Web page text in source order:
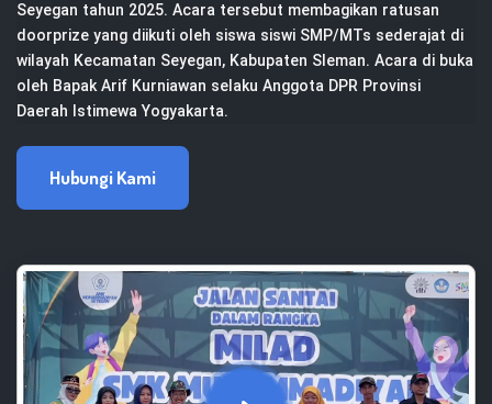
Seyegan tahun 2025. Acara tersebut membagikan ratusan
doorprize yang diikuti oleh siswa siswi SMP/MTs sederajat di
wilayah Kecamatan Seyegan, Kabupaten Sleman. Acara di buka
oleh Bapak Arif Kurniawan selaku Anggota DPR Provinsi
Daerah Istimewa Yogyakarta.
Hubungi Kami